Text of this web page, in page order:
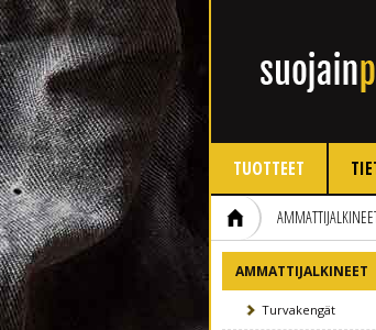
TUOTTEET
AMMATTIJALKINEET
Turvakengät